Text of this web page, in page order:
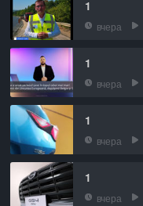
1
вчера
1
вчера
1
вчера
1
вчера